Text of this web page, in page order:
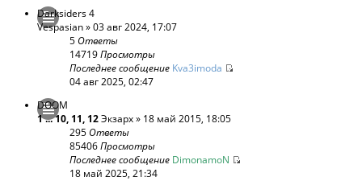
Darksiders 4
Vespasian» 03 авг 2024, 17:07
5Ответы
14719Просмотры
Последнее сообщение Kva3imoda
04 авг 2025, 02:47
DOOM
1...10, 11, 12Экзарх» 18 май 2015, 18:05
295Ответы
85406Просмотры
Последнее сообщение DimonamoN
18 май 2025, 21:34